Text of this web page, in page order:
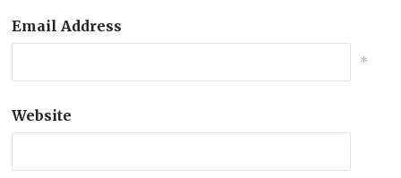
Email Address
*
Website